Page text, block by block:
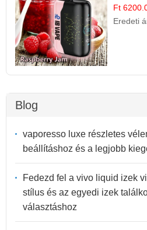
Ft
Eredeti
Blog
vaporesso luxe részletes
beállításhoz és a legjobb
Fedezd fel a vivo liquid izek
stílus és az egyedi izek
választáshoz